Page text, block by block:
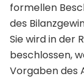
formellen
des
Sie wird in der
beschlossen,
Vorgaben des